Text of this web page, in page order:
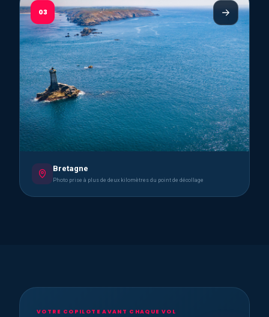
03
Bretagne
Photo prise à plus de deux kilomètres du point de décollage
VOTRE COPILOTE AVANT CHAQUE VOL